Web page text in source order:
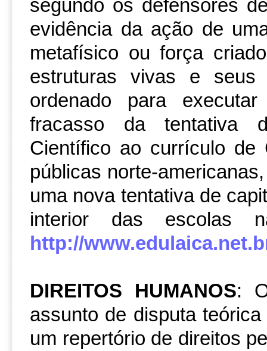
segundo os defensores
evidência da ação de
metafísico ou força
estruturas vivas e seus
ordenado para
fracasso da tentativa
Científico ao currículo de
públicas norte-
uma nova tentativa de
interior das escolas
http://
DIREITOS HUMANOS:
assunto de disputa
um repertório de direitos